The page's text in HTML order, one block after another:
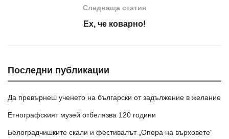
Следваща статия
Ех, че коварно!
Последни публикации
Да превърнеш ученето на български от задължение в желание
Етнографският музей отбелязва 120 години
Белоградчишките скали и фестивалът „Опера на върховете“